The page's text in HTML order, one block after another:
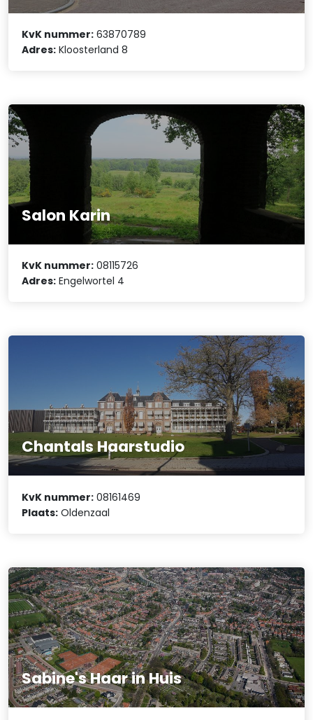
KvK nummer: 63870789
Adres: Kloosterland 8
Salon Karin
KvK nummer: 08115726
Adres: Engelwortel 4
Chantals Haarstudio
KvK nummer: 08161469
Plaats: Oldenzaal
Sabine's Haar in Huis